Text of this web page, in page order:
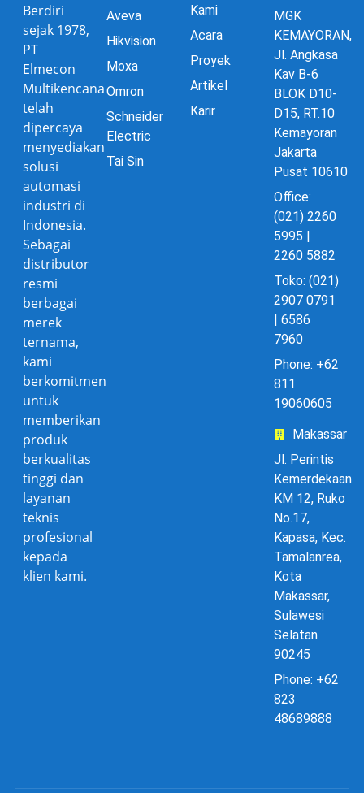
Berdiri
sejak 1978,
PT
Elmecon
Multikencana
telah
dipercaya
menyediakan
solusi
automasi
industri di
Indonesia.
Sebagai
distributor
resmi
berbagai
merek
ternama,
kami
berkomitmen
untuk
memberikan
produk
berkualitas
tinggi dan
layanan
teknis
profesional
kepada
klien kami.
Aveva
Hikvision
Moxa
Omron
Schneider
Electric
Tai Sin
Kami
Acara
Proyek
Artikel
Karir
MGK
KEMAYORAN,
Jl. Angkasa
Kav B-6
BLOK D10-
D15, RT.10
Kemayoran
Jakarta
Pusat 10610
Office:
(021) 2260
5995 |
2260 5882
Toko: (021)
2907 0791
| 6586
7960
Phone: +62
811
19060605
Makassar
Jl. Perintis
Kemerdekaan
KM 12, Ruko
No.17,
Kapasa, Kec.
Tamalanrea,
Kota
Makassar,
Sulawesi
Selatan
90245
Phone: +62
823
48689888